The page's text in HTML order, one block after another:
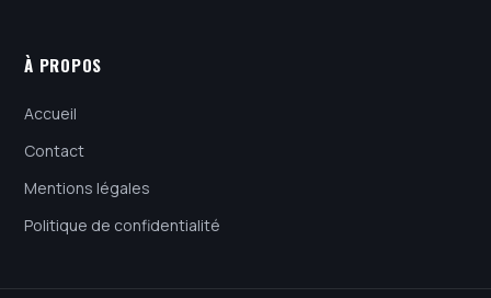
À PROPOS
Accueil
Contact
Mentions légales
Politique de confidentialité